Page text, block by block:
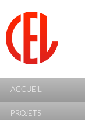
ACCUEIL
PROJETS